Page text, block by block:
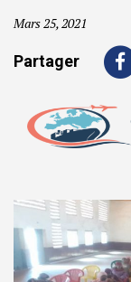
Mars 25, 2021
Partager